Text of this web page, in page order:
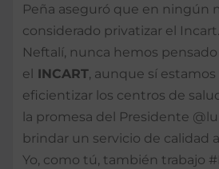
Peña aseguró que en ningún
considerado privatizar el
Neftalí, nunca hemos
el INCART, aunque sí
eficientizar los centros de
la promesa del Presidente
brindar un servicio de calidad
Yo, como tú, también trabajo